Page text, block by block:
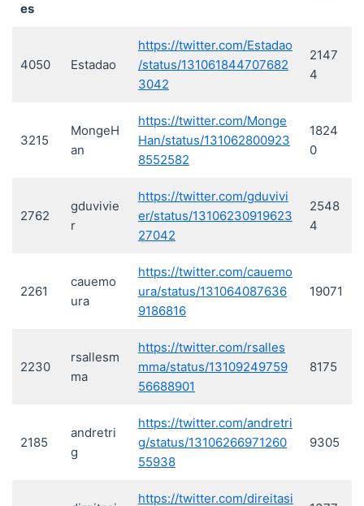
es
4050 Estadao
https://twitter.com/Estadao
/status/131061844707682
3042
2147
4
3215
MongeH
an
https://twitter.com/Monge
Han/status/131062800923
8552582
1824
0
2762
gduvivie
r
https://twitter.com/gduvivi
er/status/13106230919623
27042
2548
4
2261
cauemo
ura
https://twitter.com/cauemo
ura/status/131064087636
9186816
19071
2230
rsallesm
ma
https://twitter.com/rsalles
mma/status/13109249759
56688901
8175
2185
andretri
g
https://twitter.com/andretri
g/status/13106266971260
55938
9305
https://twitter.com/direitasi